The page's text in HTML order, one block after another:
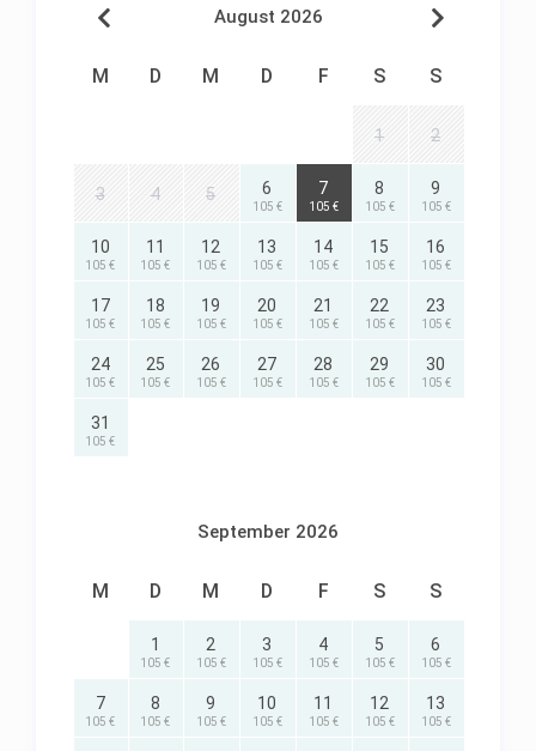
August 2026
M D M D F S S
1 2
3 4 5 6
105 €
7
105 €
8
105 €
9
105 €
10
105 €
11
105 €
12
105 €
13
105 €
14
105 €
15
105 €
16
105 €
17
105 €
18
105 €
19
105 €
20
105 €
21
105 €
22
105 €
23
105 €
24
105 €
25
105 €
26
105 €
27
105 €
28
105 €
29
105 €
30
105 €
31
105 €
September 2026
M D M D F S S
1
105 €
2
105 €
3
105 €
4
105 €
5
105 €
6
105 €
7
105 €
8
105 €
9
105 €
10
105 €
11
105 €
12
105 €
13
105 €